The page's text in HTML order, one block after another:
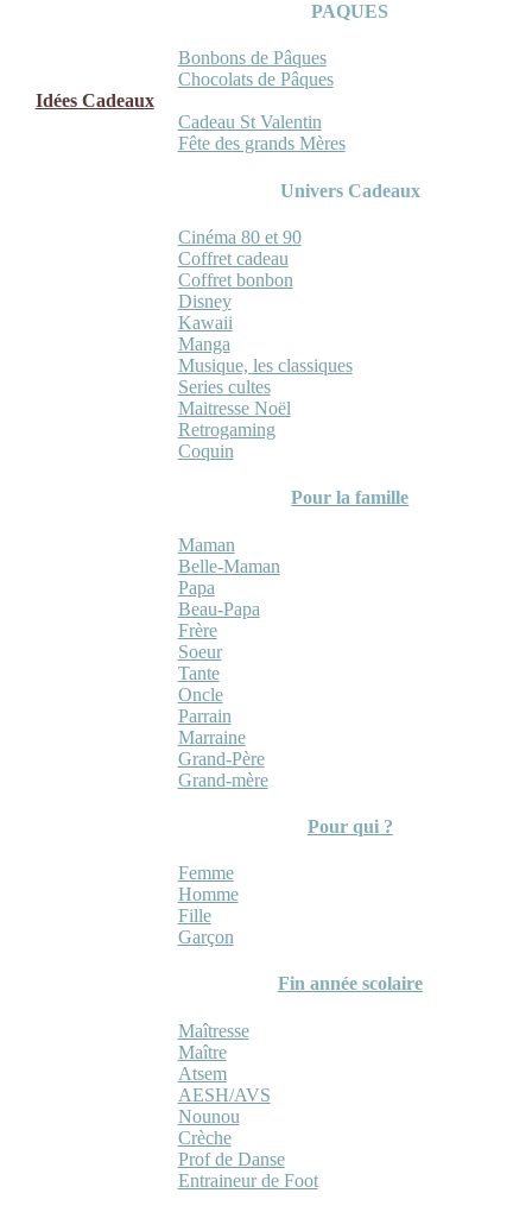
PAQUES
Bonbons de Pâques
Chocolats de Pâques
Idées Cadeaux
Cadeau St Valentin
Fête des grands Mères
Univers Cadeaux
Cinéma 80 et 90
Coffret cadeau
Coffret bonbon
Disney
Kawaii
Manga
Musique, les classiques
Series cultes
Maitresse Noël
Retrogaming
Coquin
Pour la famille
Maman
Belle-Maman
Papa
Beau-Papa
Frère
Soeur
Tante
Oncle
Parrain
Marraine
Grand-Père
Grand-mère
Pour qui ?
Femme
Homme
Fille
Garçon
Fin année scolaire
Maîtresse
Maître
Atsem
AESH/AVS
Nounou
Crèche
Prof de Danse
Entraineur de Foot